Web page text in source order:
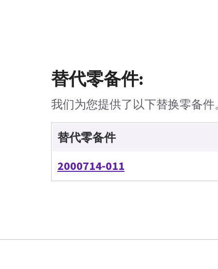
替代零备件:
我们为您提供了以下替换零备
替代零备件
2000714-011